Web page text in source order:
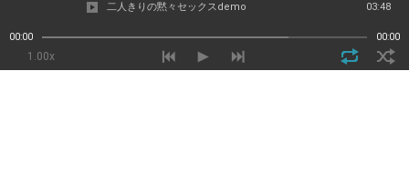
二人きりの黙々セックスdemo 03:48
00:00 00:00
1.00x